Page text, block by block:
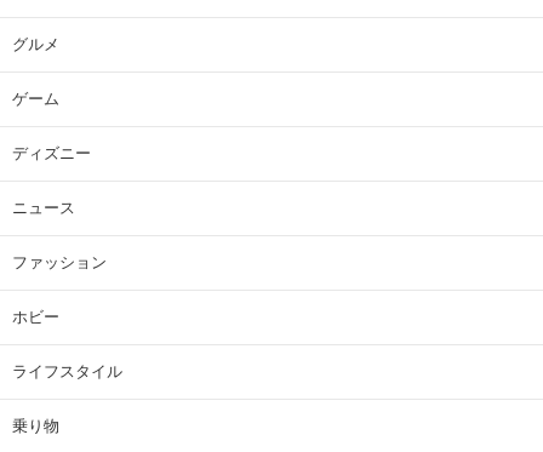
グルメ
ゲーム
ディズニー
ニュース
ファッション
ホビー
ライフスタイル
乗り物